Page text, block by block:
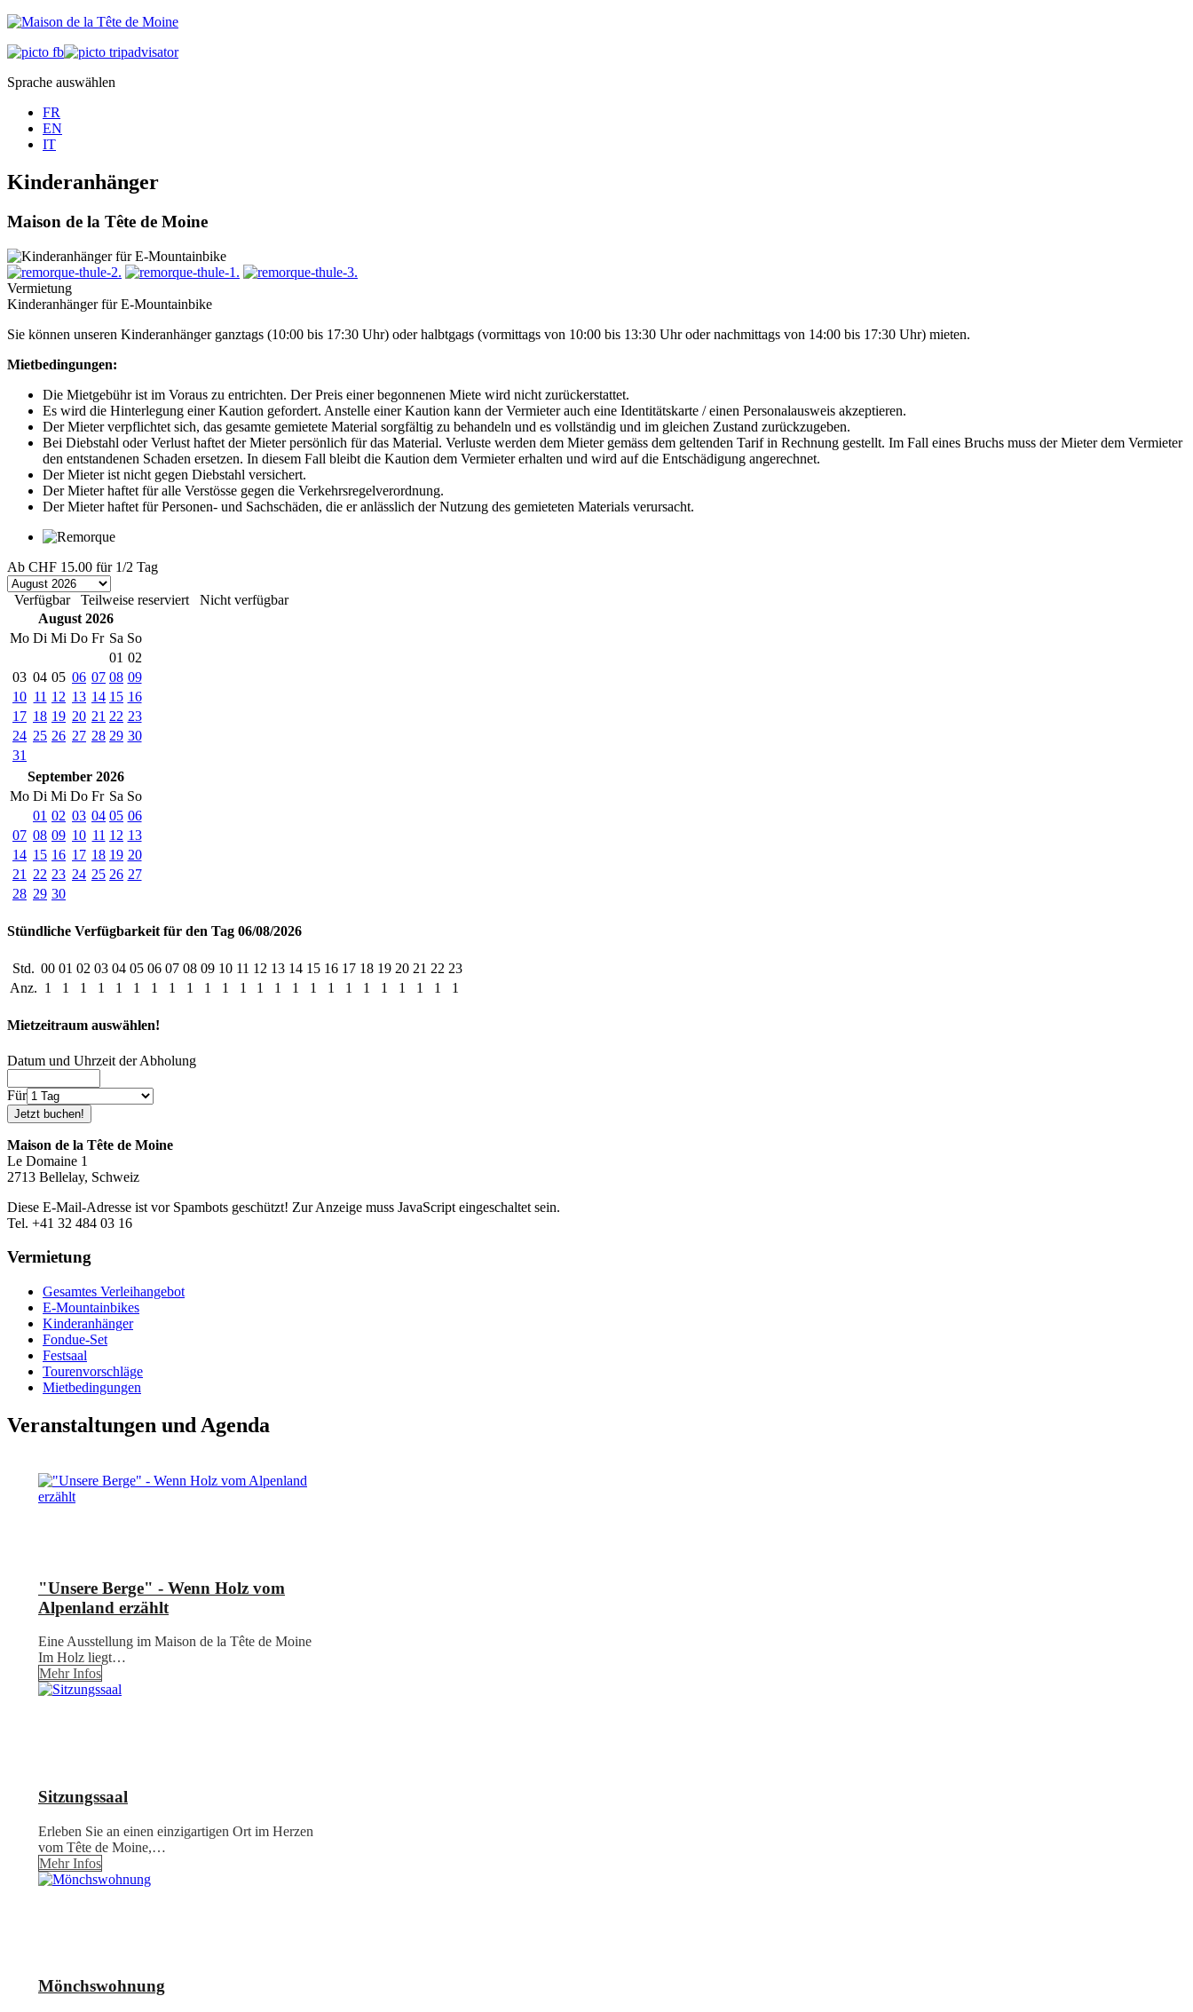
Sprache auswählen
FR
EN
IT
Kinderanhänger
Maison de la Tête de Moine
Vermietung
Kinderanhänger für E-Mountainbike
Sie können unseren Kinderanhänger ganztags (10:00 bis 17:30 Uhr) oder halbtgags (vormittags von 10:00 bis 13:30 Uhr oder nachmittags von 14:00 bis 17:30 Uhr) mieten.
Mietbedingungen:
Die Mietgebühr ist im Voraus zu entrichten. Der Preis einer begonnenen Miete wird nicht zurückerstattet.
Es wird die Hinterlegung einer Kaution gefordert. Anstelle einer Kaution kann der Vermieter auch eine Identitätskarte / einen Personalausweis akzeptieren.
Der Mieter verpflichtet sich, das gesamte gemietete Material sorgfältig zu behandeln und es vollständig und im gleichen Zustand zurückzugeben.
Bei Diebstahl oder Verlust haftet der Mieter persönlich für das Material. Verluste werden dem Mieter gemäss dem geltenden Tarif in Rechnung gestellt. Im Fall eines Bruchs muss der Mieter dem Vermieter
den entstandenen Schaden ersetzen. In diesem Fall bleibt die Kaution dem Vermieter erhalten und wird auf die Entschädigung angerechnet.
Der Mieter ist nicht gegen Diebstahl versichert.
Der Mieter haftet für alle Verstösse gegen die Verkehrsregelverordnung.
Der Mieter haftet für Personen- und Sachschäden, die er anlässlich der Nutzung des gemieteten Materials verursacht.
Ab CHF 15.00 für 1/2 Tag
Verfügbar Teilweise reserviert
Nicht verfügbar
August 2026
Mo Di Mi Do Fr Sa So
01 02
03 04 05 06 07 08 09
10 11 12 13 14 15 16
17 18 19 20 21 22 23
24 25 26 27 28 29 30
31
September 2026
Mo Di Mi Do Fr Sa So
01 02 03 04 05 06
07 08 09 10 11 12 13
14 15 16 17 18 19 20
21
22 23 24 25 26 27
28 29 30
Stündliche Verfügbarkeit für den Tag 06/08/2026
Std. 00 01 02 03 04 05 06 07 08 09 10 11 12 13 14 15 16 17 18 19 20 21 22 23
Anz. 1 1 1 1 1 1 1 1 1 1 1 1 1 1 1 1 1 1 1 1 1 1 1 1
Mietzeitraum auswählen!
Datum und Uhrzeit der Abholung
Für
Maison de la Tête de Moine
Le Domaine 1
2713 Bellelay, Schweiz
Diese E-Mail-Adresse ist vor Spambots geschützt! Zur Anzeige muss JavaScript eingeschaltet sein.
Tel. +41 32 484 03 16
Vermietung
Gesamtes Verleihangebot
E-Mountainbikes
Kinderanhänger
Fondue-Set
Festsaal
Tourenvorschläge
Mietbedingungen
Veranstaltungen und Agenda
"Unsere Berge" - Wenn Holz vom
Alpenland erzählt
Eine Ausstellung im Maison de la Tête de Moine
Im Holz liegt…
Mehr Infos
Sitzungssaal
Erleben Sie an einen einzigartigen Ort im Herzen
vom Tête de Moine,…
Mehr Infos
Mönchswohnung